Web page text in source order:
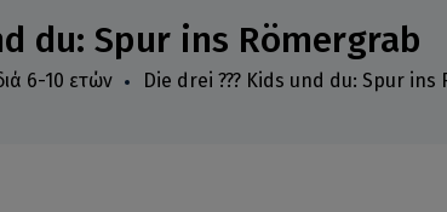
du: Spur ins Römergrab
6-10 ετών Die drei ??? Kids und du: Spur ins